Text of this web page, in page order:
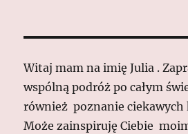
Witaj mam na imię Julia .
wspólną podróż po całym
również poznanie ciekawych
Może zainspiruję Ciebie